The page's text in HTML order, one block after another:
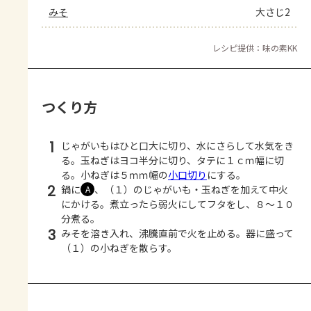
みそ 大さじ2
レシピ提供：味の素KK
つくり方
1
じゃがいもはひと口大に切り、水にさらして水気をき
る。玉ねぎはヨコ半分に切り、タテに１ｃｍ幅に切
る。小ねぎは５ｍｍ幅の小口切り にする。
2 鍋に A 、（１）のじゃがいも・玉ねぎを加えて中火
にかける。煮立ったら弱火にしてフタをし、８～１０
分煮る。
3 みそを溶き入れ、沸騰直前で火を止める。器に盛って
（１）の小ねぎを散らす。